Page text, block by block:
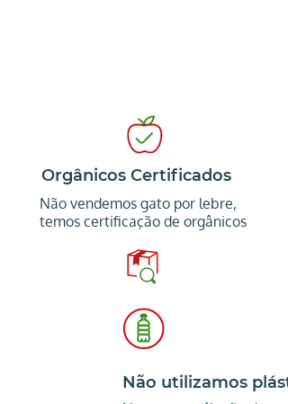
Orgânicos Certificados
Não vendemos gato por lebre,
temos certificação de orgânicos
Não utilizamos